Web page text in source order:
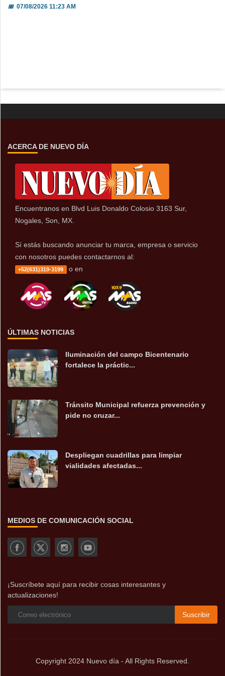
📅07/08/2026 11:23 AM
ACERCA DE NUEVO DÍA
Encuentranos en Blvd Luis Donaldo Colosio 3163 Sur,
Nogales, Son, MX.
Sí estás buscando anunciar tu marca, empresa o servicio
con nosotros puedes contactarnos al:
+52(631)319-3199 o en
ÚLTIMAS NOTICIAS
Iluminación del campo Bicentenario
fortalece la práctic...
Tránsito Municipal refuerza prevención y
pide no cruzar...
Despliegan cuadrillas para limpiar
vialidades afectadas...
MEDIOS DE COMUNICACIÓN SOCIAL
¡Suscríbete aquí para recibir cosas interesantes y
actualizaciones!
Suscribir
Copyright 2024 Nuevo día - All Rights Reserved.